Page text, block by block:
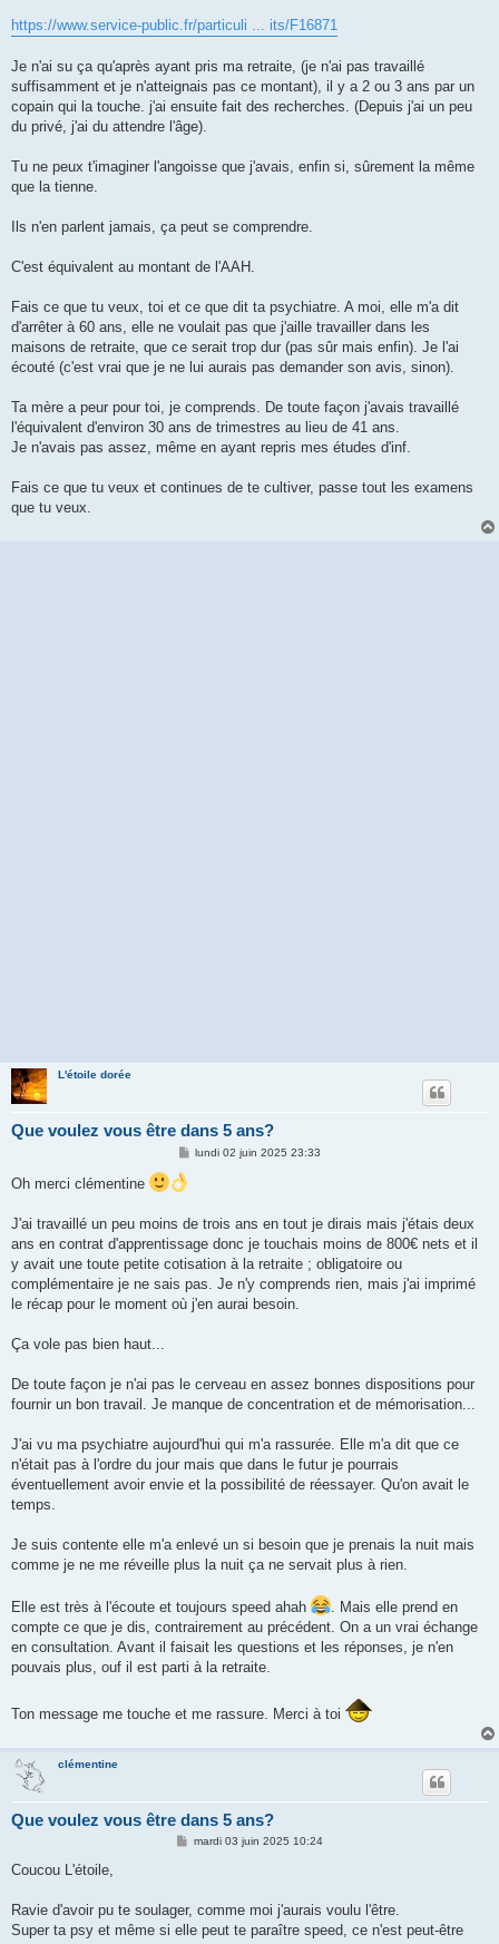
https://www.service-public.fr/particuli ... its/F16871
Je n'ai su ça qu'après ayant pris ma retraite, (je n'ai pas travaillé
suffisamment et je n'atteignais pas ce montant), il y a 2 ou 3 ans par un
copain qui la touche. j'ai ensuite fait des recherches. (Depuis j'ai un peu
du privé, j'ai du attendre l'âge).
Tu ne peux t'imaginer l'angoisse que j'avais, enfin si, sûrement la même
que la tienne.
Ils n'en parlent jamais, ça peut se comprendre.
C'est équivalent au montant de l'AAH.
Fais ce que tu veux, toi et ce que dit ta psychiatre. A moi, elle m'a dit
d'arrêter à 60 ans, elle ne voulait pas que j'aille travailler dans les
maisons de retraite, que ce serait trop dur (pas sûr mais enfin). Je l'ai
écouté (c'est vrai que je ne lui aurais pas demander son avis, sinon).
Ta mère a peur pour toi, je comprends. De toute façon j'avais travaillé
l'équivalent d'environ 30 ans de trimestres au lieu de 41 ans.
Je n'avais pas assez, même en ayant repris mes études d'inf.
Fais ce que tu veux et continues de te cultiver, passe tout les examens
que tu veux.
L'étoile dorée
Que voulez vous être dans 5 ans?
M
e
lundi 02 juin 2025 23:33
Oh merci clémentine
J'ai travaillé un peu moins de trois ans en tout je dirais mais j'étais deux
ans en contrat d'apprentissage donc je touchais moins de 800€ nets et il
y avait une toute petite cotisation à la retraite ; obligatoire ou
complémentaire je ne sais pas. Je n'y comprends rien, mais j'ai imprimé
le récap pour le moment où j'en aurai besoin.
Ça vole pas bien haut...
De toute façon je n'ai pas le cerveau en assez bonnes dispositions pour
fournir un bon travail. Je manque de concentration et de mémorisation...
J'ai vu ma psychiatre aujourd'hui qui m'a rassurée. Elle m'a dit que ce
n'était pas à l'ordre du jour mais que dans le futur je pourrais
éventuellement avoir envie et la possibilité de réessayer. Qu'on avait le
temps.
Je suis contente elle m'a enlevé un si besoin que je prenais la nuit mais
comme je ne me réveille plus la nuit ça ne servait plus à rien.
Elle est très à l'écoute et toujours speed ahah
. Mais elle prend en
compte ce que je dis, contrairement au précédent. On a un vrai échange
en consultation. Avant il faisait les questions et les réponses, je n'en
pouvais plus, ouf il est parti à la retraite.
Ton message me touche et me rassure. Merci à toi
clémentine
Que voulez vous être dans 5 ans?
M
g
e
mardi 03 juin 2025 10:24
Coucou L'étoile,
Ravie d'avoir pu te soulager, comme moi j'aurais voulu l'être.
Super ta psy et même si elle peut te paraître speed, ce n'est peut-être